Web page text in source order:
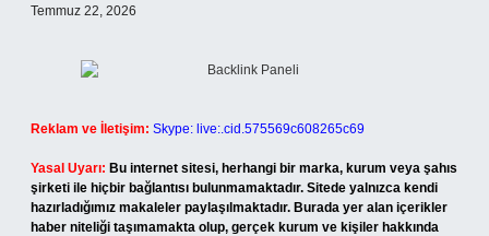
Temmuz 22, 2026
Reklam ve İletişim: Skype: live:.cid.575569c608265c69
Yasal Uyarı: Bu internet sitesi, herhangi bir marka, kurum veya şahıs
şirketi ile hiçbir bağlantısı bulunmamaktadır. Sitede yalnızca kendi
hazırladığımız makaleler paylaşılmaktadır. Burada yer alan içerikler
haber niteliği taşımamakta olup, gerçek kurum ve kişiler hakkında